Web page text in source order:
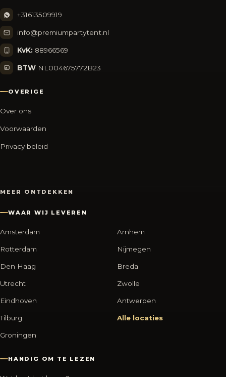
+31613509919
info@premiumpartytent.nl
KvK: 88966569
BTW NL004675772B23
OVERIGE
Over ons
Voorwaarden
Privacy beleid
MEER ONTDEKKEN
WAAR WIJ LEVEREN
Amsterdam
Rotterdam
Den Haag
Utrecht
Eindhoven
Tilburg
Groningen
Arnhem
Nijmegen
Breda
Zwolle
Antwerpen
Alle locaties
HANDIG OM TE LEZEN